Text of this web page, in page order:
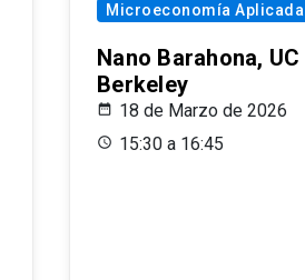
Microeconomía Aplicada
Nano Barahona, UC
Berkeley
18 de Marzo de 2026
15:30 a 16:45